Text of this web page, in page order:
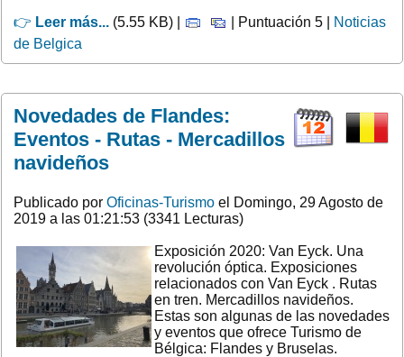
👉 Leer más... (5.55 KB) | | Puntuación 5 |
Noticias
de Belgica
Novedades de Flandes:
Eventos - Rutas - Mercadillos
navideños
Publicado por Oficinas-Turismo el Domingo, 29 Agosto de
2019 a las 01:21:53 (3341 Lecturas)
Exposición 2020: Van Eyck. Una
revolución óptica. Exposiciones
relacionados con Van Eyck . Rutas
en tren. Mercadillos navideños.
Estas son algunas de las novedades
y eventos que ofrece Turismo de
Bélgica: Flandes y Bruselas.